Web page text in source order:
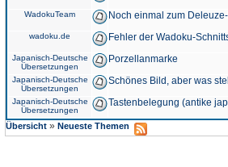
WadokuTeam Noch einmal zum
wadoku.de Fehler der Wadoku-
Japanisch-Deutsche
Übersetzungen
Porzellanmarke
Japanisch-Deutsche
Übersetzungen
Schönes Bild, aber was
Japanisch-Deutsche
Übersetzungen
Tastenbelegung (antike
Übersicht » Neueste Themen